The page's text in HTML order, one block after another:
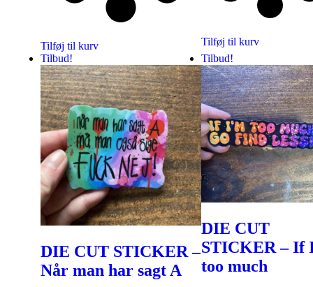
Tilføj til kurv
Tilføj til kurv
Tilbud!
DIE CUT STICKER –
Når man har sagt A
Tilbud!
DIE CUT
STICKER – If
too much